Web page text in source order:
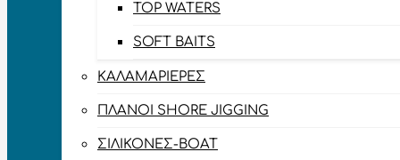
TOP WATERS
SOFT BAITS
ΚΑΛΑΜΑΡΙΈΡΕΣ
ΠΛΆΝΟΙ SHORE JIGGING
ΣΙΛΙΚΌΝΕΣ-BOAT